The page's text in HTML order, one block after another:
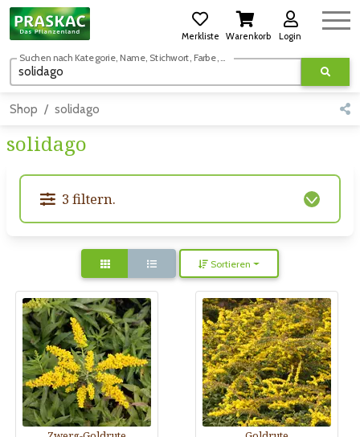
Merkliste Warenkorb Login
Suchen nach Kategorie, Name, Stichwort, Farbe, usw.
Shop solidago
solidago
3 filtern.
Sortieren